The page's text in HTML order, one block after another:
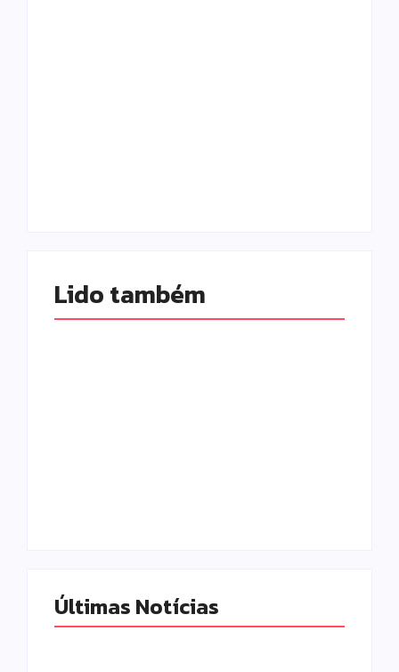
Lido também
Últimas Notícias